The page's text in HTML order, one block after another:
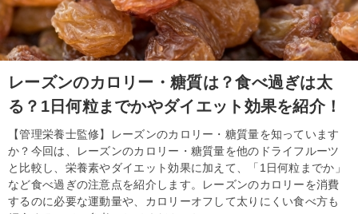
レーズンのカロリー・糖質は？食べ過ぎは太
る？1日何粒までかやダイエット効果を紹介！
【管理栄養士監修】レーズンのカロリー・糖質量を知っています
か？今回は、レーズンのカロリー・糖質量を他のドライフルーツ
と比較し、栄養素やダイエット効果に加えて、「1日何粒までか」
など食べ過ぎの注意点を紹介します。レーズンのカロリーを消費
するのに必要な運動量や、カロリーオフして太りにくい食べ方も